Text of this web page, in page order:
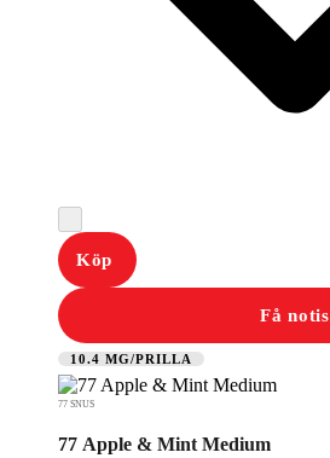
Köp
Få notis
10.4 MG/PRILLA
77 SNUS
77 Apple & Mint Medium